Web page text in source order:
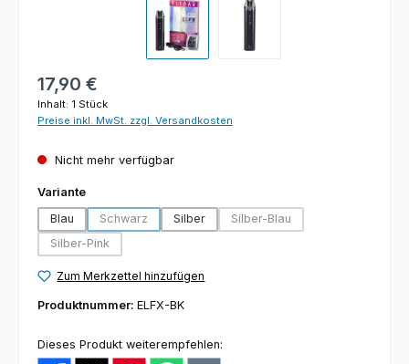
Regulärer Preis:
17,90 €
Inhalt: 1 Stück
Preise inkl. MwSt. zzgl. Versandkosten
Nicht mehr verfügbar
Varianteauswählen
Blau
Schwarz
(Diese Option ist zurzeit nicht verfügbar.)
Silber Silber-Blau
(Diese Option ist zurzeit
Silber-Pink
(Diese Option ist zurzeit nicht verfügbar.)
Zum Merkzettel hinzufügen
Produktnummer: ELFX-BK
Dieses Produkt weiterempfehlen: